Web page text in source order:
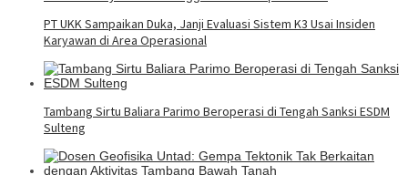
PT UKK Sampaikan Duka, Janji Evaluasi Sistem K3 Usai Insiden
Karyawan di Area Operasional
Tambang Sirtu Baliara Parimo Beroperasi di Tengah Sanksi ESDM
Sulteng